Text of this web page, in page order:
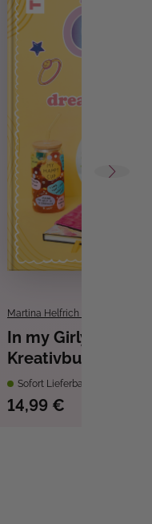
Martina Helfrich
In my Girly Era –
Kreativbuch
Sofort Lieferbar
14,99 €